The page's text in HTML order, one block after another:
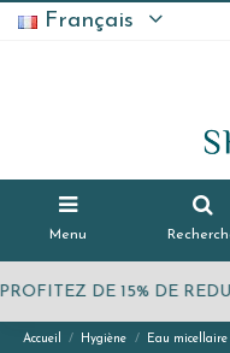
Français
Menu
DE 15% DE
Accueil Hygiène Eau micellaire